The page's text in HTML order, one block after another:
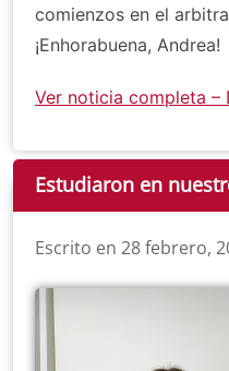
comienzos en el
¡Enhorabuena, Andrea!
Ver noticia completa –
Estudiaron en
Escrito en 28 febrero,